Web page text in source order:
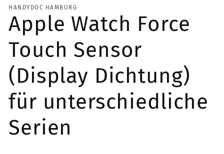
öffnen
HANDYDOC HAMBURG
Apple Watch Force
Touch Sensor
(Display Dichtung)
für unterschiedliche
Serien